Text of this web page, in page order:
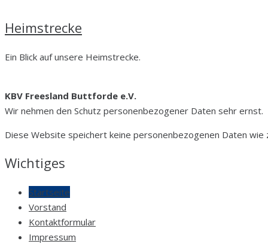
Heimstrecke
Ein Blick auf unsere Heimstrecke.
KBV Freesland Buttforde e.V.
Wir nehmen den Schutz personenbezogener Daten sehr ernst.
Diese Website speichert keine personenbezogenen Daten wie
Wichtiges
Startseite
Vorstand
Kontaktformular
Impressum